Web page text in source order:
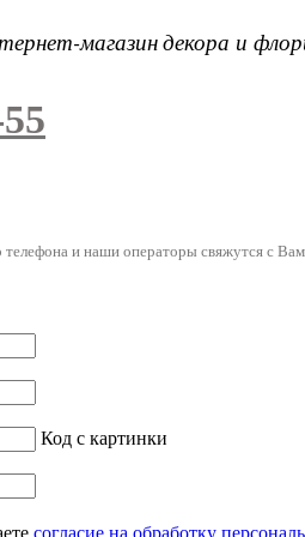
магазиндекора и
телефона и наши операторы свяжутся с
Код с картинки
согласие на обработку